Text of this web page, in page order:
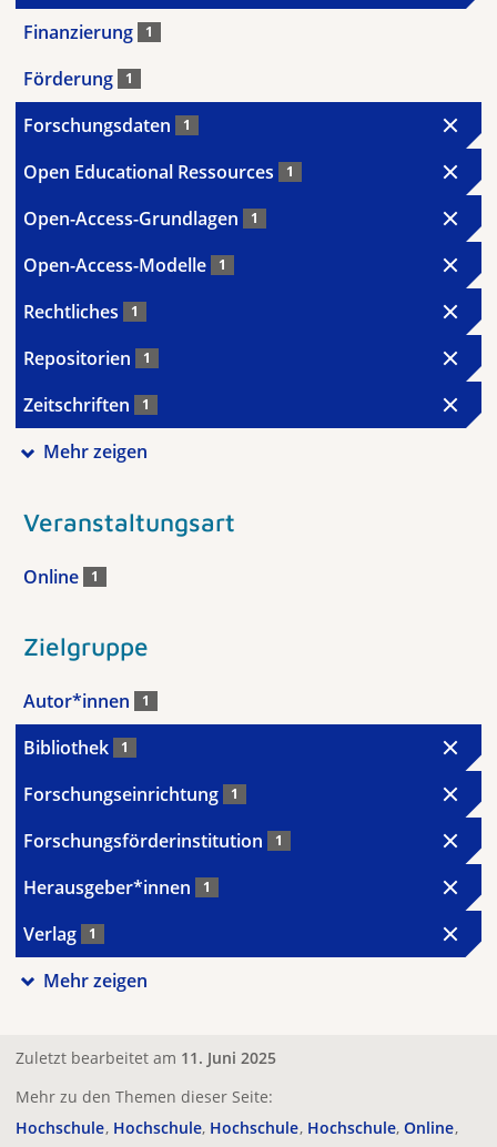
Finanzierung 1
Förderung 1
Forschungsdaten 1
Open Educational Ressources 1
Open-Access-Grundlagen 1
Open-Access-Modelle 1
Rechtliches 1
Repositorien 1
Zeitschriften 1
Mehr zeigen
Veranstaltungsart
Online 1
Zielgruppe
Autor*innen 1
Bibliothek 1
Forschungseinrichtung 1
Forschungsförderinstitution 1
Herausgeber*innen 1
Verlag 1
Mehr zeigen
Zuletzt bearbeitet am 11. Juni 2025
Mehr zu den Themen dieser Seite:
Hochschule Hochschule Hochschule Hochschule Online